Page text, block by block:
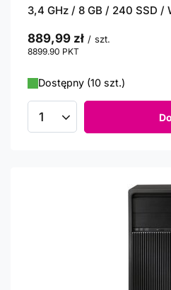
3,4 GHz / 8 GB / 240 SSD /
889,99 zł / szt.
8899.90 PKT
Dostępny (10 szt.)
Ilość produktów